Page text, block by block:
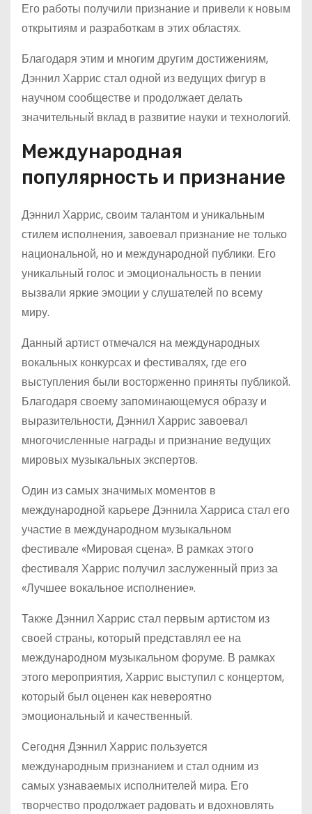
Его работы получили признание и привели к новым
открытиям и разработкам в этих областях.
Благодаря этим и многим другим достижениям,
Дэннил Харрис стал одной из ведущих фигур в
научном сообществе и продолжает делать
значительный вклад в развитие науки и технологий.
Международная
популярность и признание
Дэннил Харрис, своим талантом и уникальным
стилем исполнения, завоевал признание не только
национальной, но и международной публики. Его
уникальный голос и эмоциональность в пении
вызвали яркие эмоции у слушателей по всему
миру.
Данный артист отмечался на международных
вокальных конкурсах и фестивалях, где его
выступления были восторженно приняты публикой.
Благодаря своему запоминающемуся образу и
выразительности, Дэннил Харрис завоевал
многочисленные награды и признание ведущих
мировых музыкальных экспертов.
Один из самых значимых моментов в
международной карьере Дэннила Харриса стал его
участие в международном музыкальном
фестивале «Мировая сцена». В рамках этого
фестиваля Харрис получил заслуженный приз за
«Лучшее вокальное исполнение».
Также Дэннил Харрис стал первым артистом из
своей страны, который представлял ее на
международном музыкальном форуме. В рамках
этого мероприятия, Харрис выступил с концертом,
который был оценен как невероятно
эмоциональный и качественный.
Сегодня Дэннил Харрис пользуется
международным признанием и стал одним из
самых узнаваемых исполнителей мира. Его
творчество продолжает радовать и вдохновлять